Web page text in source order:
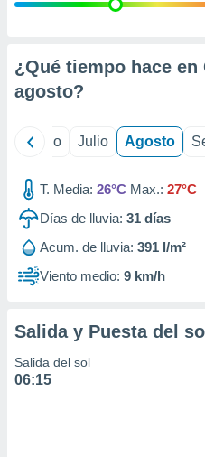
e
mediante
de
1199
¿Qué tiempo hace en
agosto?
Junio Julio Agosto
T. Media: 26°C Max.: 27°C
Días de lluvia: 31 días
Acum. de lluvia: 391 l/m²
Viento medio: 9 km/h
Salida y Puesta del sol
Salida del sol
06:15